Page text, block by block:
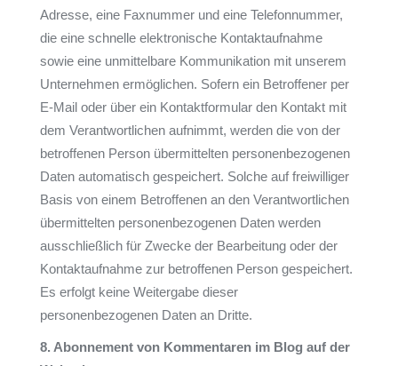
Adresse, eine Faxnummer und eine Telefonnummer,
die eine schnelle elektronische Kontaktaufnahme
sowie eine unmittelbare Kommunikation mit unserem
Unternehmen ermöglichen. Sofern ein Betroffener per
E-Mail oder über ein Kontaktformular den Kontakt mit
dem Verantwortlichen aufnimmt, werden die von der
betroffenen Person übermittelten personenbezogenen
Daten automatisch gespeichert. Solche auf freiwilliger
Basis von einem Betroffenen an den Verantwortlichen
übermittelten personenbezogenen Daten werden
ausschließlich für Zwecke der Bearbeitung oder der
Kontaktaufnahme zur betroffenen Person gespeichert.
Es erfolgt keine Weitergabe dieser
personenbezogenen Daten an Dritte.
8. Abonnement von Kommentaren im Blog auf der